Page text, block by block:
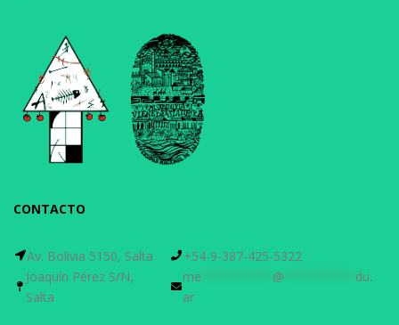
CONTACTO
Av. Bolivia 5150, Salta
Joaquín Pérez S/N,
Salta
+54-9-387-425-5322
me
@
du.
ar